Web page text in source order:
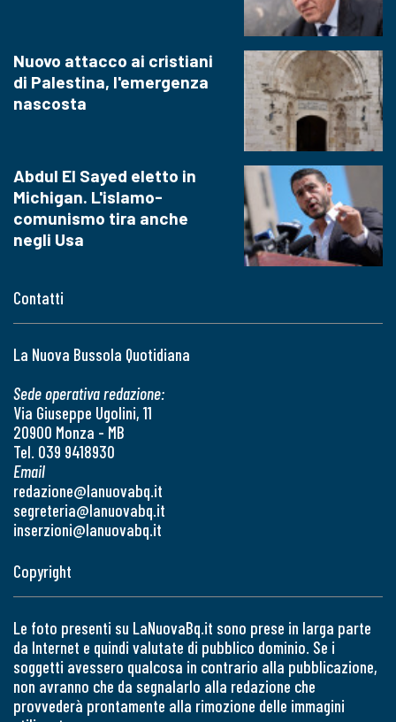
Contatti
La Nuova Bussola Quotidiana
Sede operativa redazione:
Via Giuseppe Ugolini, 11
20900 Monza - MB
Tel. 039 9418930
Email
redazione@lanuovabq.it
segreteria@lanuovabq.it
inserzioni@lanuovabq.it
Nuovo attacco ai cristiani
di Palestina, l'emergenza
nascosta
Abdul El Sayed eletto in
Michigan. L'islamo-
comunismo tira anche
negli Usa
Copyright
Le foto presenti su LaNuovaBq.it sono prese in larga parte
da Internet e quindi valutate di pubblico dominio. Se i
soggetti avessero qualcosa in contrario alla pubblicazione,
non avranno che da segnalarlo alla redazione che
provvederà prontamente alla rimozione delle immagini